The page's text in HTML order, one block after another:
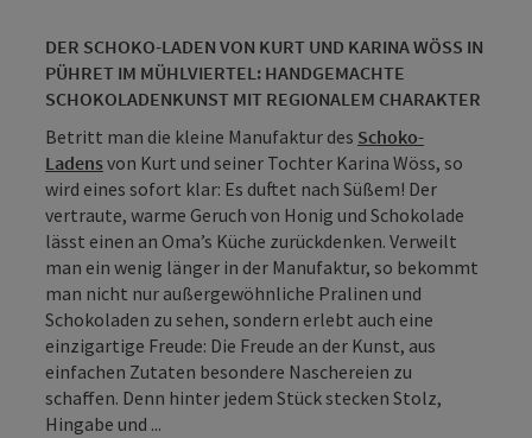
DER SCHOKO-LADEN VON KURT UND KARINA WÖSS IN
PÜHRET IM MÜHLVIERTEL: HANDGEMACHTE
SCHOKOLADENKUNST MIT REGIONALEM CHARAKTER
Betritt man die kleine Manufaktur des Schoko-
Ladensvon Kurt und seiner Tochter Karina Wöss, so
wird eines sofort klar: Es duftet nach Süßem! Der
vertraute, warme Geruch von Honig und Schokolade
lässt einen an Oma’s Küche zurückdenken. Verweilt
man ein wenig länger in der Manufaktur, so bekommt
man nicht nur außergewöhnliche Pralinen und
Schokoladen zu sehen, sondern erlebt auch eine
einzigartige Freude: Die Freude an der Kunst, aus
einfachen Zutaten besondere Naschereien zu
schaffen. Denn hinter jedem Stück stecken Stolz,
Hingabe und ...